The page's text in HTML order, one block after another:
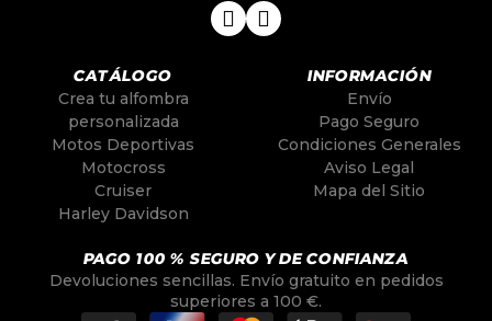
CATÁLOGO
Crea tu alfombra
personalizada
Motos Deportivas
Motocross
Cruiser
Harley Davidson
INFORMACIÓN
Envío
Pago Seguro
Condiciones Generales
Aviso Legal
Mapa del Sitio
PAGO 100 % SEGURO Y DE CONFIANZA
Devoluciones sencillas. Envío gratuito en pedidos
superiores a 100 €.